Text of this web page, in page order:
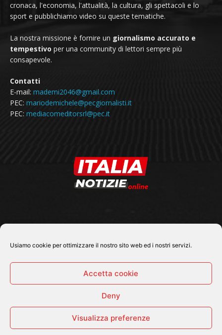
Usiamo cookie per ottimizzare il nostro sito web ed i nostri servizi.
Accetta cookie
Deny
Visualizza preferenze
cronaca, l'economia, l'attualità, la cultura, gli spettacoli e lo
sport e pubblichiamo video su queste tematiche.
La nostra missione è fornire un giornalismo accurato e
tempestivo per una community di lettori sempre più
consapevole.
Contatti
E-mail: mademi2046@gmail.com
PEC: mariodemichele@pecgiornalisti.it
PEC: mediacomeditorsrl@pec.it
© 2026 Tutti i diritti riservati - Italia Notizie .online |
Cronaca Economia